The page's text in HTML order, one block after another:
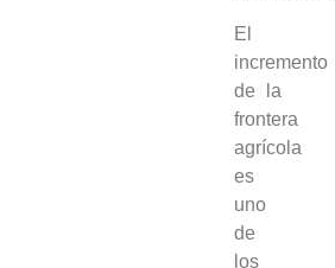
El
incremento
de la
frontera
agrícola
es
uno
de
los